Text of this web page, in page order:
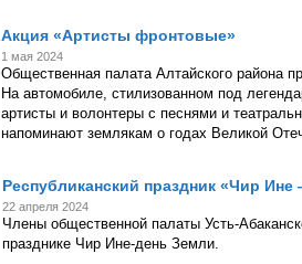
Акция «Артисты фронтовые»
1 мая 2024
Общественная палата Алтайского района
На автомобиле, стилизованном под
артисты и волонтеры с песнями и
напоминают землякам о годах Великой
Республиканский праздник «Чир
22 апреля 2024
Члены общественной палаты Усть-
празднике Чир Ине-день Земли.